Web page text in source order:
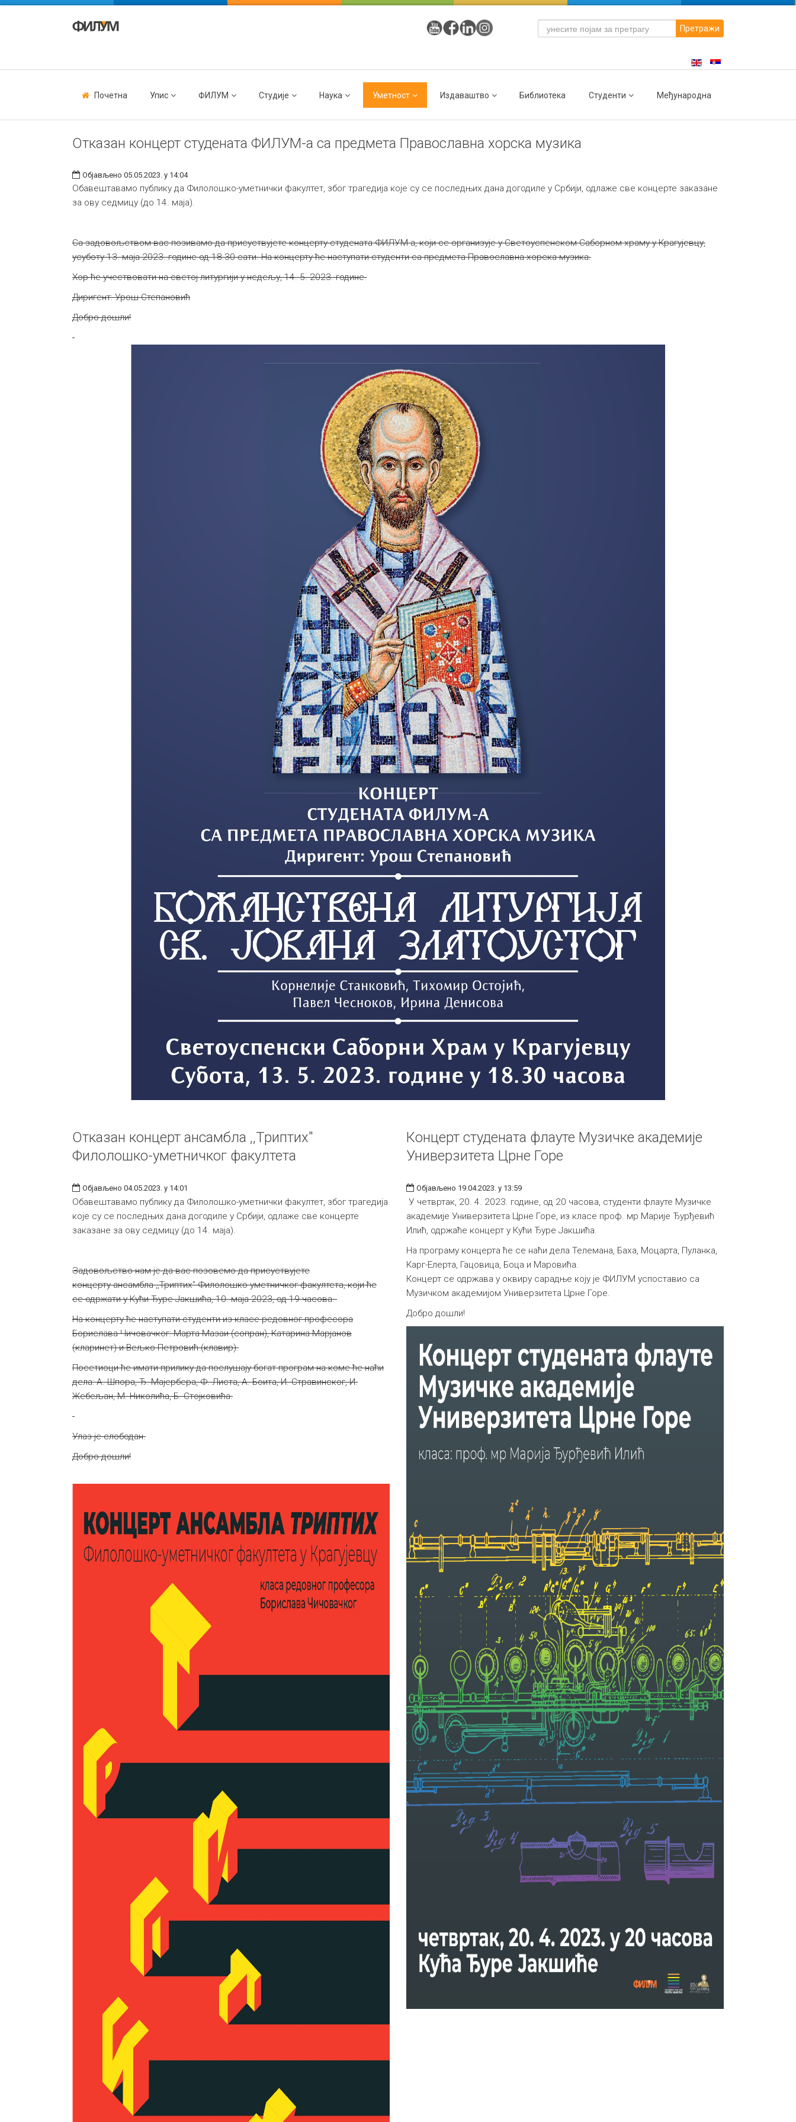
Претражи
Почетна Упис ФИЛУМ Студије Наука Уметност Издаваштво Библиотека Студенти Међународна
Отказан концерт студената ФИЛУМ-а са предмета Православна хорска музика
Објављено 05.05.2023. у 14:04
Обавештавамо публику да Филолошко-уметнички факултет, због трагедија које су се последњих дана догодиле у Србији, одлаже све концерте заказане
за ову седмицу (до 14. маја).
Са задовољством вас позивамо да присуствујете концерту студената ФИЛУМ-а, који се организује у Светоуспенском Саборном храму у Крагујевцу,
усуботу 13. маја 2023. године од 18.30 сати. На концерту ће наступати студенти са предмета Православна хорска музика.
Хор ће учествовати на светој литургији у недељу, 14. 5. 2023. године.
Диригент: Урош Степановић
Добро дошли!
Отказан концерт ансамбла ,,Триптих"
Филолошко-уметничког факултета
Објављено 04.05.2023. у 14:01
Обавештавамо публику да Филолошко-уметнички факултет, због трагедија
које су се последњих дана догодиле у Србији, одлаже све концерте
заказане за ову седмицу (до 14. маја).
Задовољство нам је да вас позовемо да присуствујете
концерту ансамбла ,,Триптих" Филолошко-уметничког факултета, који ће
се одржати у Кући Ђуре Јакшића, 10. маја 2023, од 19 часова.
На концерту ће наступати студенти из класе редовног професора
Борислава Чичовачког: Марта Мазаи (сопран), Катарина Марјанов
(кларинет) и Вељко Петровић (клавир).
Посетиоци ће имати прилику да послушају богат програм на коме ће наћи
дела: А. Шпора, Ђ. Мајербера, Ф. Листа, А. Боита, И. Стравинског, И.
Жебељан, М. Николића, Б. Стојковића.
Улаз је слободан.
Добро дошли!
Концерт студената флауте Музичке академије
Универзитета Црне Горе
Објављено 19.04.2023. у 13:59
У четвртак, 20. 4. 2023. године, од 20 часова, студенти флауте Музичке
академије Универзитета Црне Горе, из класе проф. мр Марије Ђурђевић
Илић, одржаће концерт у Кући Ђуре Јакшића.
На програму концерта ће се наћи дела Телемана, Баха, Моцарта, Пуланка,
Карг-Елерта, Гацовица, Боца и Маровића.
Концерт се одржава у оквиру сарадње коју је ФИЛУМ успоставио са
Музичком академијом Универзитета Црне Горе.
Добро дошли!